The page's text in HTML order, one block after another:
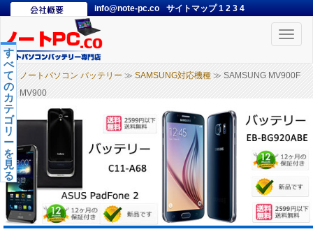
info@note-pc.co サイトマップ1 2 3 4
Toggle
ノートパソコン バッテリー ≫ SAMSUNG対応機種 ≫ SAMSUNG MV900F
MV900
す
べ
て
の
カ
テ
ゴ
リ
ー
を
見
る